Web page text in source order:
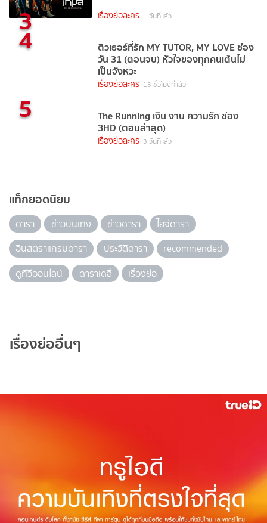
3 เรื่องย่อละคร 1 วันที่แล้ว
4 ติวเธอร์ที่รัก MY TUTOR, MY LOVE ช่อง
วัน 31 (ตอนจบ) หัวใจของทุกคนเต้นไม่
เป็นจังหวะ
เรื่องย่อละคร 13 ชั่วโมงที่แล้ว
5 The Running เงิน งาน ความรัก ช่อง
3HD (ตอนล่าสุด)
เรื่องย่อละคร 3 วันที่แล้ว
แท็กยอดนิยม
ดารา ข่าวบันเทิง ข่าวดารา
ไอจีดารา
อินสตราแกรมดารา
ประวัติดารา
recommended
ดูทีวีออนไลน์
ดาราเดลี่ เรื่องย่อ
เรื่องย่ออื่นๆ